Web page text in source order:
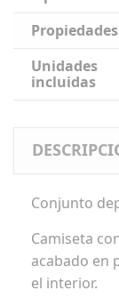
Propiedades
Unidades
incluidas
Conjunto
Camiseta
acabado en
el interior.